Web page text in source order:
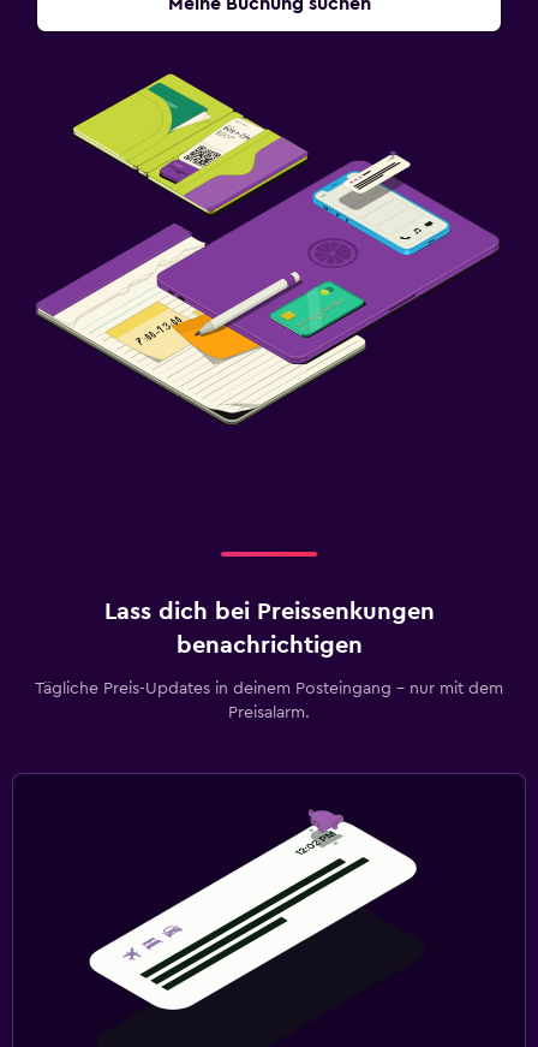
Lass dich bei Preissenkungen
benachrichtigen
Tägliche Preis-Updates in deinem Posteingang – nur mit dem
Preisalarm.